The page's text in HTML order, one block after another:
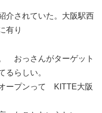
介されていた。大阪駅西
有り
おっさんがターゲット
るらしい。
ープンって KITTE大阪